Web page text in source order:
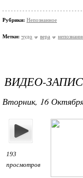
Рубрики: Непознанное
Метки: чудо вера
ВИДЕО-
Вторник, 16
193
просмотров